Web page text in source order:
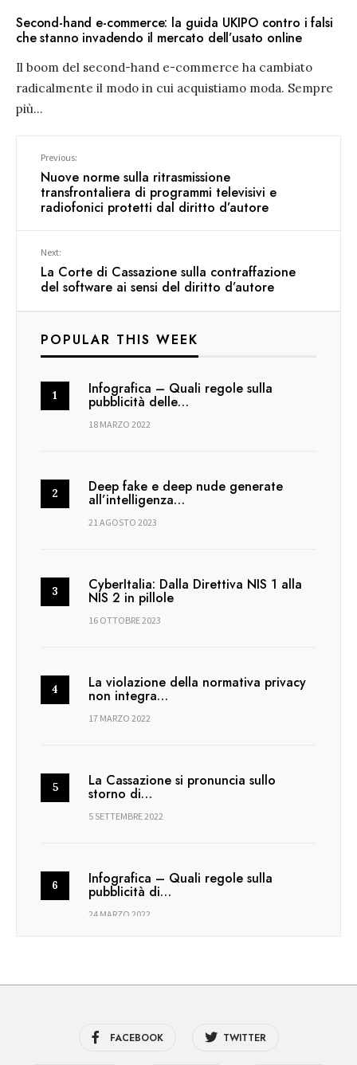
Second-hand e-commerce: la guida UKIPO contro i falsi
che stanno invadendo il mercato dell’usato online
Il boom del second-hand e-commerce ha cambiato
radicalmente il modo in cui acquistiamo moda. Sempre
più...
Previous:
Nuove norme sulla ritrasmissione
transfrontaliera di programmi televisivi e
radiofonici protetti dal diritto d’autore
Next:
La Corte di Cassazione sulla contraffazione
del software ai sensi del diritto d’autore
POPULAR THIS WEEK
Infografica – Quali regole sulla
pubblicità delle…
18 MARZO 2022
Deep fake e deep nude generate
all’intelligenza…
21 AGOSTO 2023
CyberItalia: Dalla Direttiva NIS 1 alla
NIS 2 in pillole
16 OTTOBRE 2023
La violazione della normativa privacy
non integra…
17 MARZO 2022
La Cassazione si pronuncia sullo
storno di…
5 SETTEMBRE 2022
Infografica – Quali regole sulla
pubblicità di…
24 MARZO 2022
FACEBOOK TWITTER